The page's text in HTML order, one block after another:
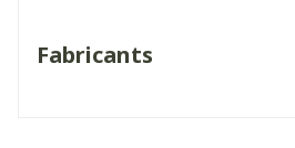
Fabricants